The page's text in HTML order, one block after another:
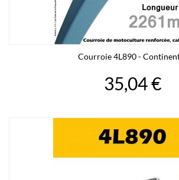
Courroie 4L890 -
35,04 €